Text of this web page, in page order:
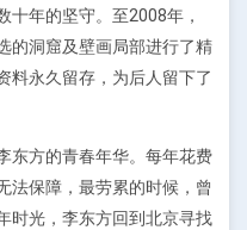
十年的坚守。至2008年，
的洞窟及壁画局部进行了精
料永久留存，为后人留下了
东方的青春年华。每年花费
法保障，最劳累的时候，曾
时光，李东方回到北京寻找